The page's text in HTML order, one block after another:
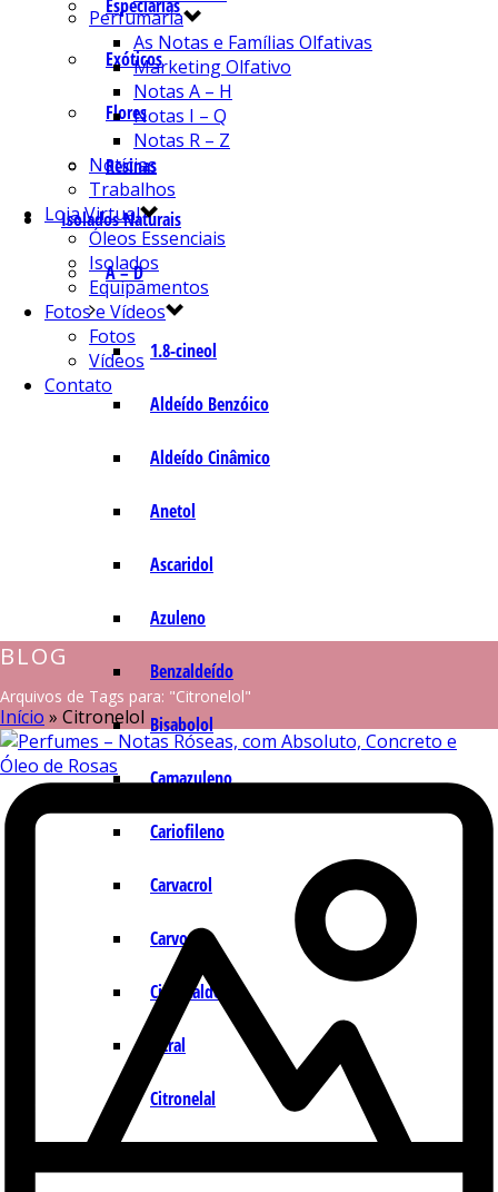
Especiarias
Exóticos
Flores
Resinas
Isolados Naturais
A – D
1.8-cineol
Aldeído Benzóico
Aldeído Cinâmico
Anetol
Ascaridol
Azuleno
Benzaldeído
Bisabolol
Camazuleno
Cariofileno
Carvacrol
Carvona
Cinamaldeído
Citral
Citronelal
Perfumaria
As Notas e Famílias Olfativas
Marketing Olfativo
Notas A – H
Notas I – Q
Notas R – Z
Notícias
Trabalhos
Loja Virtual
Óleos Essenciais
Isolados
Equipamentos
Fotos e Vídeos
Fotos
Vídeos
Contato
BLOG
Arquivos de Tags para: "Citronelol"
Início » Citronelol